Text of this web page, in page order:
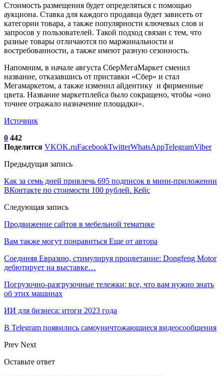
Стоимость размещения будет определяться с помощью
аукциона. Ставка для каждого продавца будет зависеть от
категории товара, а также популярности ключевых слов и
запросов у пользователей. Такой подход связан с тем, что
разные товары отличаются по маржинальности и
востребованности, а также имеют разную сезонность.
Напомним, в начале августа СберМегаМаркет сменил
название, отказавшись от приставки «Сбер» и стал
Мегамаркетом, а также изменил айдентику и фирменные
цвета. Название маркетплейса было сокращено, чтобы «оно
точнее отражало назначение площадки».
Источник
0 442
Поделится VKOK.ruFacebookTwitterWhatsAppTelegramViber
Предыдущая запись
Как за семь дней привлечь 695 подписок в мини-приложении
ВКонтакте по стоимости 100 рублей. Кейс
Следующая запись
Продвижение сайтов в мебельной тематике
Вам также могут понравиться Еще от автора
Соединяя Евразию, стимулируя процветание: Dongfeng Motor
дебютирует на выставке…
Погрузочно-разгрузочные тележки: все, что вам нужно знать
об этих машинах
ИИ для бизнеса: итоги 2023 года
В Telegram появились самоуничтожающиеся видеосообщения
Prev Next
Оставьте ответ